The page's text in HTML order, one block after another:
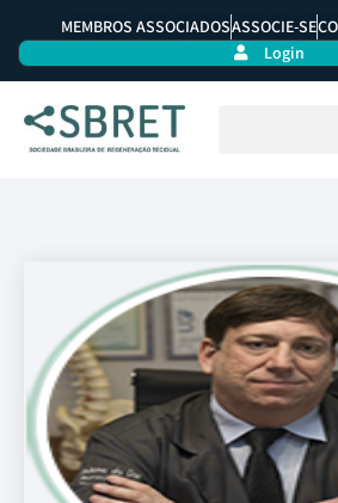
MEMBROS ASSOCIADOSASSOCIE-SE
Login